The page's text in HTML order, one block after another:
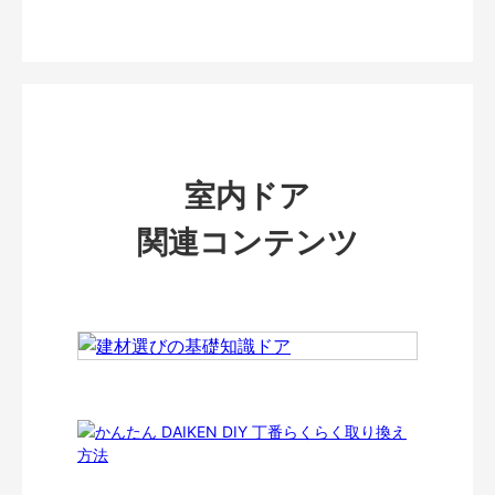
室内ドア
関連コンテンツ